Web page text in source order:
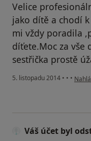
Velice
jako dítě a chodí
mi vždy poradila
díťete.Moc za vše
sestřička prostě
5. listopadu 2014 • • •
Váš účet byl